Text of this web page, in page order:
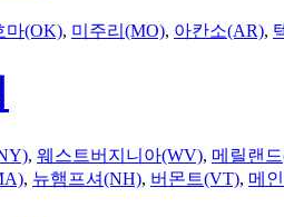
마(OK), 미주리(MO), 아칸소(AR),
, 웨스트버지니아(WV), 메릴랜
, 뉴햄프셔(NH), 버몬트(VT), 메